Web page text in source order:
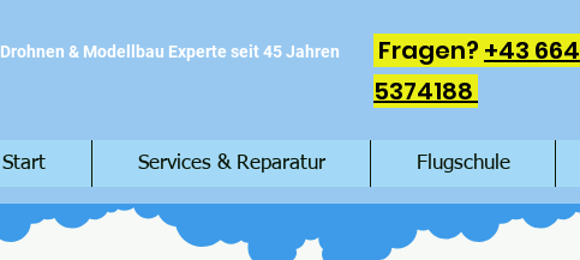
Drohnen & Modellbau Experte seit 45 Jahren Fragen? +43 664
5374188
Start Services & Reparatur Flugschule